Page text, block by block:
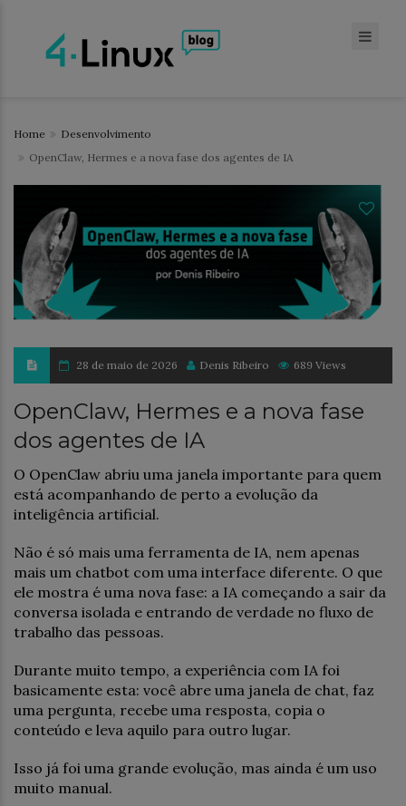
Home
Desenvolvimento
OpenClaw, Hermes e a nova fase dos agentes de IA
28 de maio de 2026 Denis Ribeiro 689 Views
OpenClaw, Hermes e a nova fase
dos agentes de IA
O OpenClaw abriu uma janela importante para quem
está acompanhando de perto a evolução da
inteligência artificial.
Não é só mais uma ferramenta de IA, nem apenas
mais um chatbot com uma interface diferente. O que
ele mostra é uma nova fase: a IA começando a sair da
conversa isolada e entrando de verdade no fluxo de
trabalho das pessoas.
Durante muito tempo, a experiência com IA foi
basicamente esta: você abre uma janela de chat, faz
uma pergunta, recebe uma resposta, copia o
conteúdo e leva aquilo para outro lugar.
Isso já foi uma grande evolução, mas ainda é um uso
muito manual.